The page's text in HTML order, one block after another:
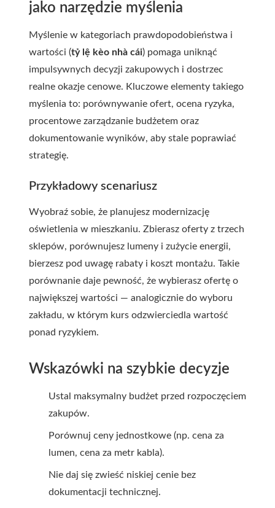
jako narzędzie myślenia
Myślenie w kategoriach prawdopodobieństwa i
wartości (tỷ lệ kèo nhà cái) pomaga uniknąć
impulsywnych decyzji zakupowych i dostrzec
realne okazje cenowe. Kluczowe elementy takiego
myślenia to: porównywanie ofert, ocena ryzyka,
procentowe zarządzanie budżetem oraz
dokumentowanie wyników, aby stale poprawiać
strategię.
Przykładowy scenariusz
Wyobraź sobie, że planujesz modernizację
oświetlenia w mieszkaniu. Zbierasz oferty z trzech
sklepów, porównujesz lumeny i zużycie energii,
bierzesz pod uwagę rabaty i koszt montażu. Takie
porównanie daje pewność, że wybierasz ofertę o
największej wartości — analogicznie do wyboru
zakładu, w którym kurs odzwierciedla wartość
ponad ryzykiem.
Wskazówki na szybkie decyzje
Ustal maksymalny budżet przed rozpoczęciem
zakupów.
Porównuj ceny jednostkowe (np. cena za
lumen, cena za metr kabla).
Nie daj się zwieść niskiej cenie bez
dokumentacji technicznej.